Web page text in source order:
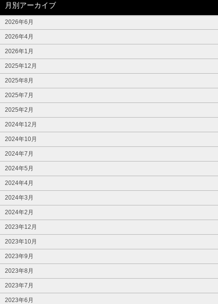
月別アーカイブ
2026年6月
2026年4月
2026年1月
2025年12月
2025年8月
2025年7月
2025年2月
2024年12月
2024年10月
2024年7月
2024年5月
2024年4月
2024年3月
2024年2月
2023年12月
2023年10月
2023年9月
2023年8月
2023年7月
2023年6月